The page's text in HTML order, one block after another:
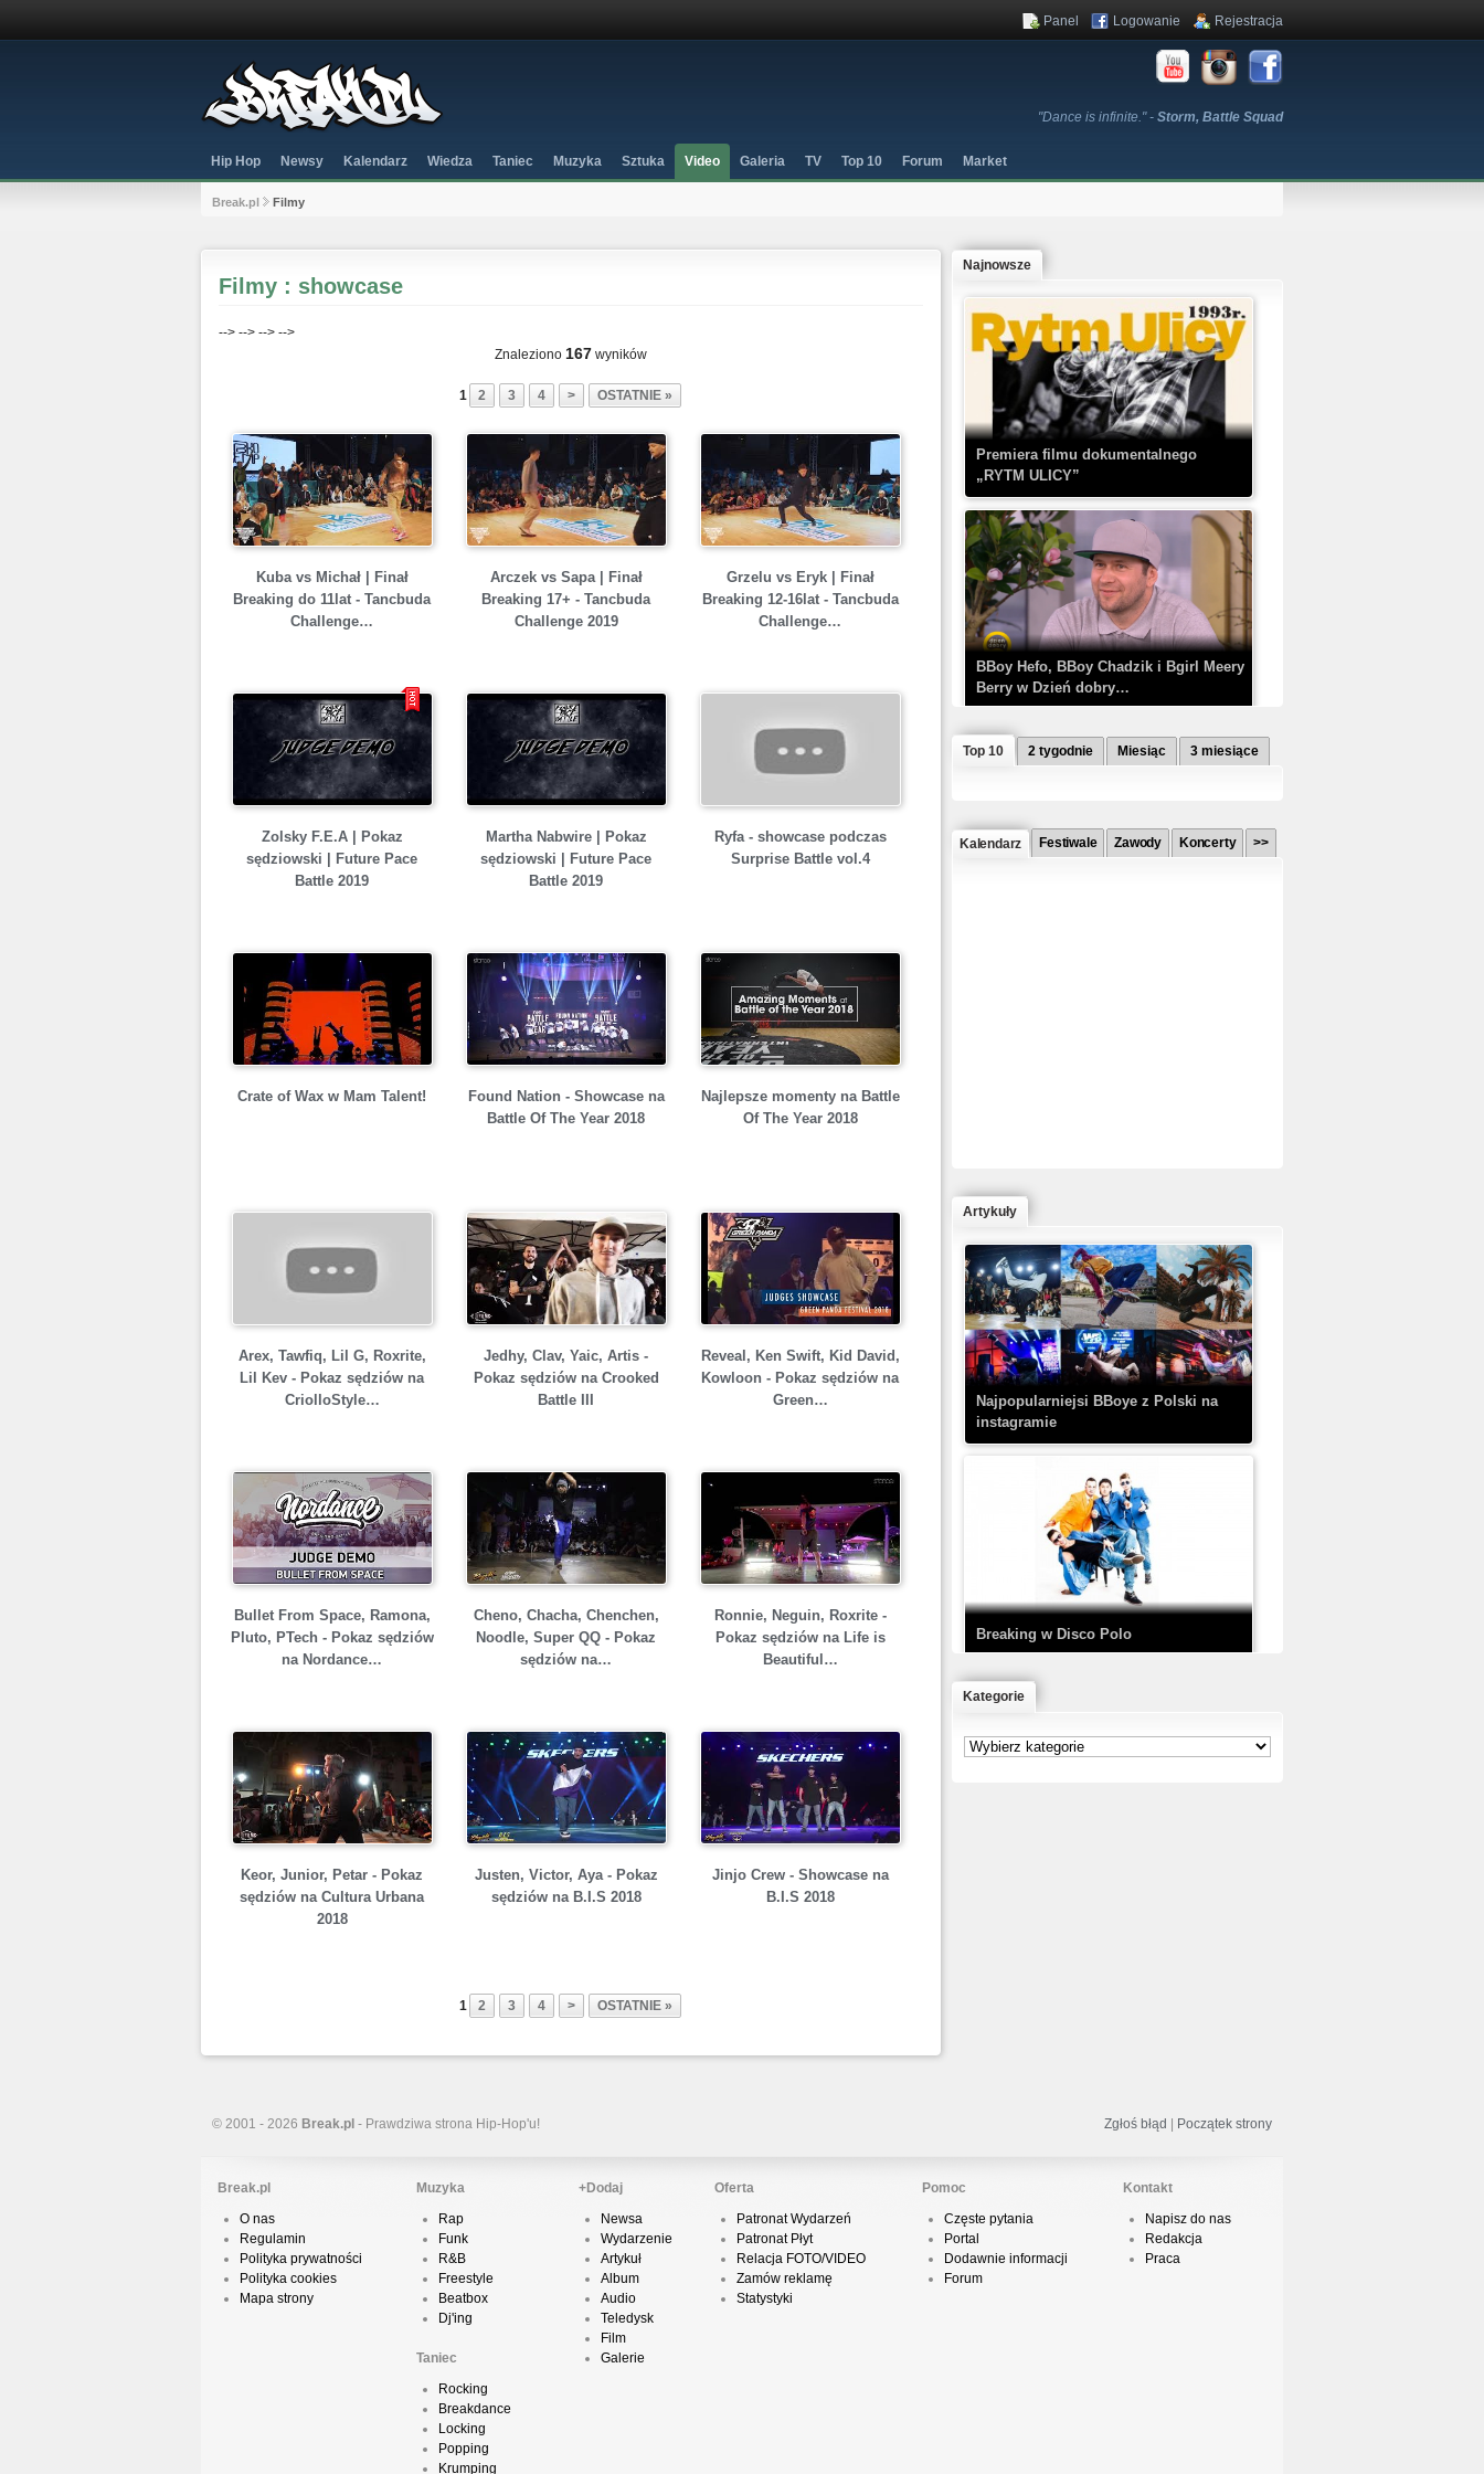
"Dance is infinite." - Storm, Battle Squad
Panel Logowanie Rejestracja
Hip Hop Newsy Kalendarz Wiedza Taniec Muzyka Sztuka Video Galeria TV Top 10 Forum Market
Break.pl Filmy
Filmy : showcase
--> --> --> -->
Znaleziono 167 wyników
1 2 3 4 > OSTATNIE »
Kuba vs Michał | Finał
Breaking do 11lat - Tancbuda
Challenge…
Arczek vs Sapa | Finał
Breaking 17+ - Tancbuda
Challenge 2019
Grzelu vs Eryk | Finał
Breaking 12-16lat - Tancbuda
Challenge…
Zolsky F.E.A | Pokaz
sędziowski | Future Pace
Battle 2019
Martha Nabwire | Pokaz
sędziowski | Future Pace
Battle 2019
Ryfa - showcase podczas
Surprise Battle vol.4
Crate of Wax w Mam Talent!
Found Nation - Showcase na
Battle Of The Year 2018
Najlepsze momenty na Battle
Of The Year 2018
Arex, Tawfiq, Lil G, Roxrite,
Lil Kev - Pokaz sędziów na
CriolloStyle…
Jedhy, Clav, Yaic, Artis -
Pokaz sędziów na Crooked
Battle III
Reveal, Ken Swift, Kid David,
Kowloon - Pokaz sędziów na
Green…
Bullet From Space, Ramona,
Pluto, PTech - Pokaz sędziów
na Nordance…
Cheno, Chacha, Chenchen,
Noodle, Super QQ - Pokaz
sędziów na…
Ronnie, Neguin, Roxrite -
Pokaz sędziów na Life is
Beautiful…
Keor, Junior, Petar - Pokaz
sędziów na Cultura Urbana
2018
Justen, Victor, Aya - Pokaz
sędziów na B.I.S 2018
Jinjo Crew - Showcase na
B.I.S 2018
1 2 3 4 > OSTATNIE »
Najnowsze
Premiera filmu dokumentalnego
„RYTM ULICY”
BBoy Hefo, BBoy Chadzik i Bgirl Meery
Berry w Dzień dobry…
Kaczorex w najnowszym klipie: HRYPA
– Kobieta z walizką
TEDE & SIR MICH - KICKDOWN /
DISCO NOIR
Prod. Chubeats, Scratch:…
Top 10 2 tygodnie Miesiąc 3 miesiące
Kalendarz Festiwale Zawody Koncerty >>
Artykuły
Najpopularniejsi BBoye z Polski na
instagramie
Breaking w Disco Polo
Podsumowanie roku 2018 w Polskim
Kategorie
© 2001 - 2026 Break.pl - Prawdziwa strona Hip-Hop'u! Zgłoś błąd Początek strony
Break.pl
O nas
Regulamin
Polityka prywatności
Polityka cookies
Mapa strony
Muzyka
Rap
Funk
R&B
Freestyle
Beatbox
Dj'ing
Taniec
Rocking
Breakdance
Locking
Popping
Krumping
+Dodaj
Newsa
Wydarzenie
Artykuł
Album
Audio
Teledysk
Film
Galerie
Oferta
Patronat Wydarzeń
Patronat Płyt
Relacja FOTO/VIDEO
Zamów reklamę
Statystyki
Pomoc
Częste pytania
Portal
Dodawnie informacji
Forum
Kontakt
Napisz do nas
Redakcja
Praca